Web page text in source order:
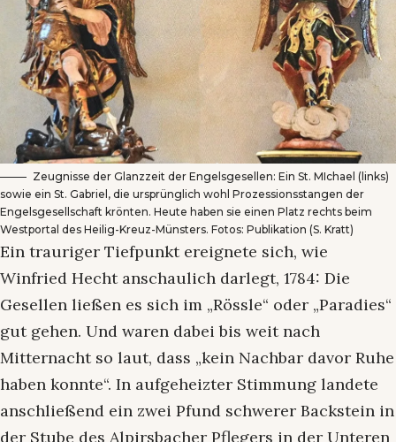
Zeugnisse der Glanzzeit der Engelsgesellen: Ein St. MIchael (links)
sowie ein St. Gabriel, die ursprünglich wohl Prozessionsstangen der
Engelsgesellschaft krönten. Heute haben sie einen Platz rechts beim
Westportal des Heilig-Kreuz-Münsters. Fotos: Publikation (S. Kratt)
Ein trauriger Tiefpunkt ereignete sich, wie
Winfried Hecht anschaulich darlegt, 1784: Die
Gesellen ließen es sich im „Rössle“ oder „Paradies“
gut gehen. Und waren dabei bis weit nach
Mitternacht so laut, dass „kein Nachbar davor Ruhe
haben konnte“. In aufgeheizter Stimmung landete
anschließend ein zwei Pfund schwerer Backstein in
der Stube des Alpirsbacher Pflegers in der Unteren